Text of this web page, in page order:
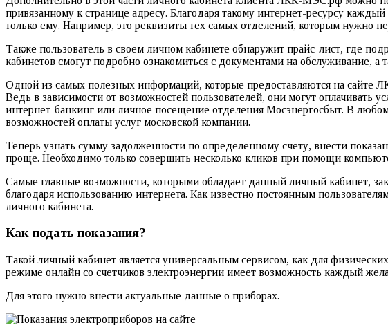
привязанному к странице адресу. Благодаря такому интернет-ресурсу
только ему. Например, это реквизиты тех самых отделений, которым нужно
Также пользователь в своем личном кабинете обнаружит прайс-лист, где
кабинетов смогут подробно ознакомиться с документами на обслуживание,
Одной из самых полезных информаций, которые предоставляются на сайте
Ведь в зависимости от возможностей пользователей, они могут оплачивать
интернет-банкинг или личное посещение отделения Мосэнергосбыт. В
возможностей оплаты услуг московской компании.
Теперь узнать сумму задолженности по определенному счету, внести
проще. Необходимо только совершить несколько кликов при помощи
Самые главные возможности, которыми обладает данный личный кабинет,
благодаря использованию интернета. Как известно постоянным
личного кабинета.
Как подать показания?
Такой личный кабинет является универсальным сервисом, как для
режиме онлайн со счетчиков электроэнергии имеет возможность каждый
Для этого нужно внести актуальные данные о приборах.